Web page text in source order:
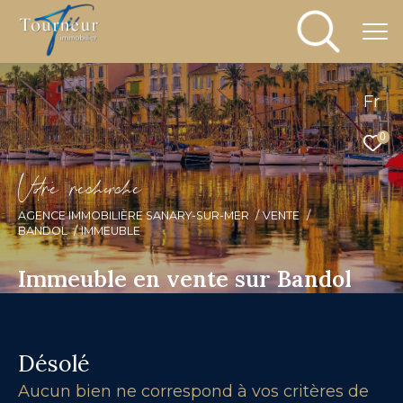
Fr
0
Vore recece
AGENCE IMMOBILIÈRE SANARY-SUR-MER
VENTE
BANDOL
IMMEUBLE
Immeuble en vente sur Bandol
Désolé
Aucun bien ne correspond à vos critères de